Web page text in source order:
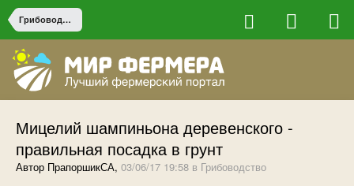
Грибоводство
Мицелий шампиньона деревенского -
правильная посадка в грунт
Автор ПрапоршикСА, 03/06/17 19:58 в Грибоводство